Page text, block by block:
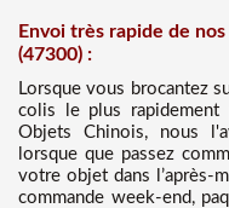
Envoi très rapide de
(47300) :
Lorsque vous brocantez
colis le plus rapidement
Objets Chinois, nous
lorsque que passez
votre objet dans l’après-
commande week-end,